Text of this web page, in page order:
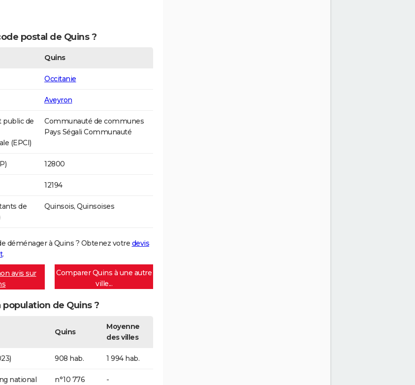
postal de Quins ?
Quins
Occitanie
Aveyron
public de
(EPCI)
Communauté de communes
Pays Ségali Communauté
12800
12194
de
Quinsois, Quinsoises
déménager à Quins ? Obtenez votre devis
.
avis sur
Comparer Quins à une autre
ville...
population de Quins ?
Quins
Moyenne
des villes
908 hab. 1 994 hab.
national
n°10 776 -